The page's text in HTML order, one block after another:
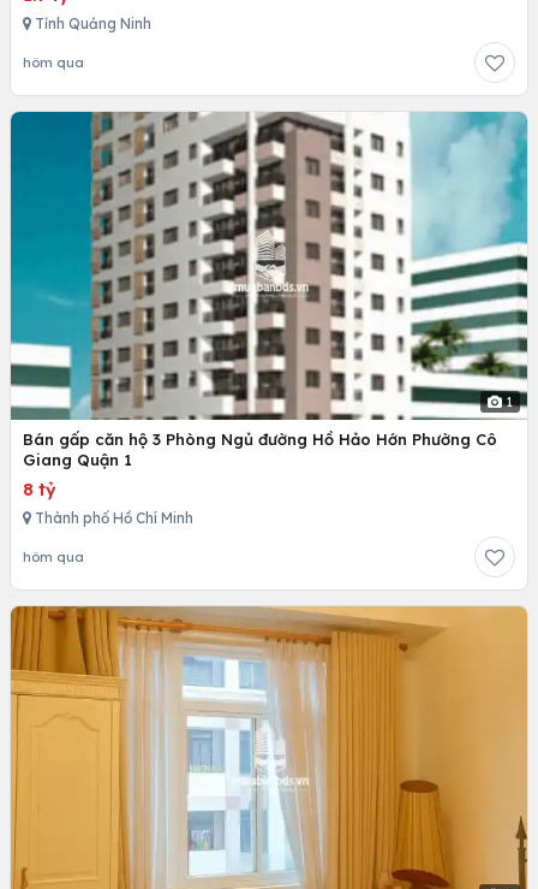
Tỉnh Quảng Ninh
hôm qua
1
Bán gấp căn hộ 3 Phòng Ngủ đường Hồ Hảo Hớn Phường Cô
Giang Quận 1
8 tỷ
Thành phố Hồ Chí Minh
hôm qua